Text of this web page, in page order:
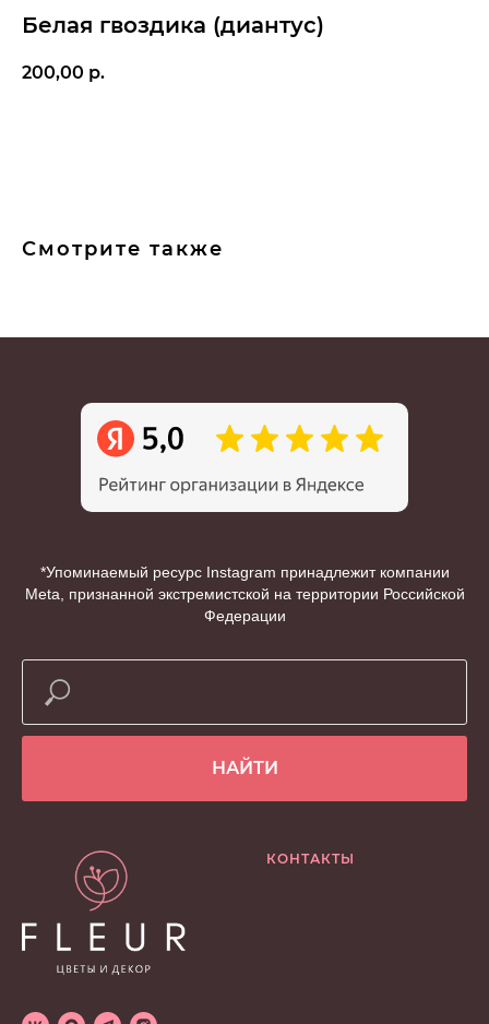
Белая гвоздика (диантус)
200,00 р.
Смотрите также
*Упоминаемый ресурс Instagram принадлежит компании
Meta, признанной экстремистской на территории Российской
Федерации
НАЙТИ
КОНТАКТЫ